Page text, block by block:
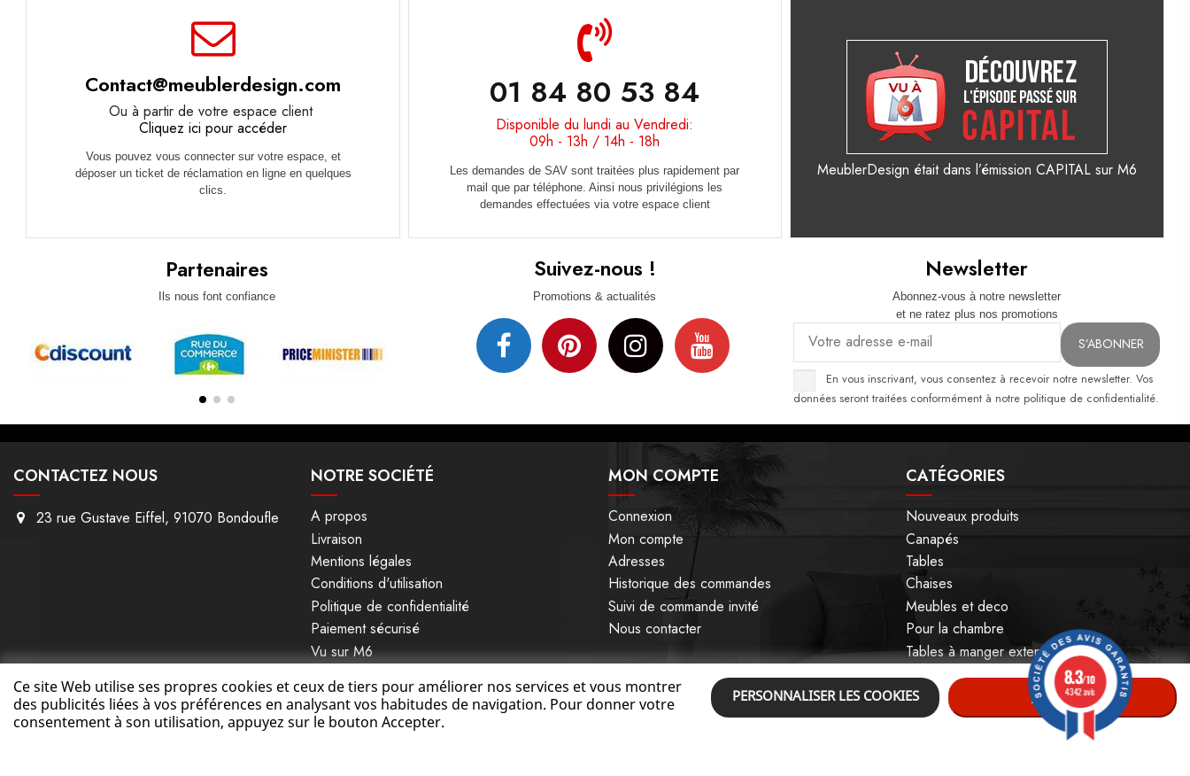
Contact@meublerdesign.com
Ou à partir de votre espace client
Cliquez ici pour accéder
Vous pouvez vous connecter sur votre espace, et
déposer un ticket de réclamation en ligne en quelques
clics.
01 84 80 53 84
Disponible du lundi au Vendredi:
09h - 13h / 14h - 18h
Les demandes de SAV sont traitées plus rapidement par
mail que par téléphone. Ainsi nous privilégions les
demandes effectuées via votre espace client
MeublerDesign était dans l’émission CAPITAL sur M6
Partenaires
Ils nous font confiance
Suivez-nous !
Promotions & actualités
Newsletter
Abonnez-vous à notre newsletter
et ne ratez plus nos promotions
En vous inscrivant, vous consentez à recevoir notre newsletter. Vos
données seront traitées conformément à notre politique de confidentialité.
CONTACTEZ NOUS
23 rue Gustave Eiffel, 91070 Bondoufle
NOTRE SOCIÉTÉ
A propos
Livraison
Mentions légales
Conditions d'utilisation
Politique de confidentialité
Paiement sécurisé
Vu sur M6
MON COMPTE
Connexion
Mon compte
Adresses
Historique des commandes
Suivi de commande invité
Nous contacter
CATÉGORIES
Nouveaux produits
Canapés
Tables
Chaises
Meubles et deco
Pour la chambre
Tables à manger extensible
Ce site Web utilise ses propres cookies et ceux de tiers pour améliorer nos services et vous montrer
des publicités liées à vos préférences en analysant vos habitudes de navigation. Pour donner votre
consentement à son utilisation, appuyez sur le bouton Accepter.
PERSONNALISER LES COOKIES ACCEPTER
8.3/10
4342 avis